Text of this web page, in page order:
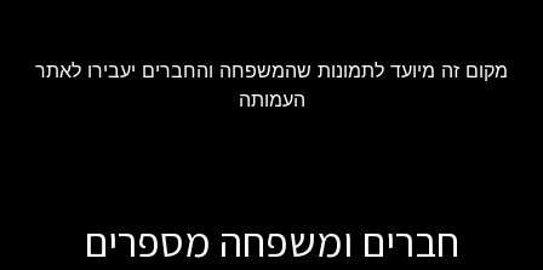
מקום זה מיועד לתמונות שהמשפחה והחברים יעבירו לאתר
העמותה
חברים ומשפחה מספרים